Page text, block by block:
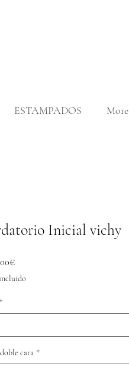
ESTAMPADOS More
Inicial vichy
Precio
de
oferta
*
cara *